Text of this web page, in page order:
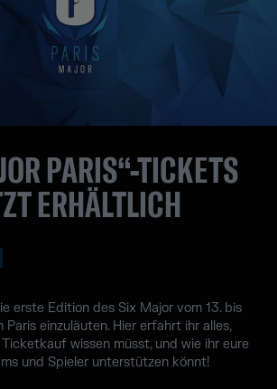
PARIS“-TICKETS
ERHÄLTLICH
erste Edition des Six Major vom 13. bis
Paris einzuläuten. Hier erfahrt ihr alles,
wissen müsst, und wie ihr eure
und Spieler unterstützen könnt!